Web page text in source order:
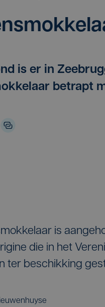
is er in
betrapt
is
die in het
ter beschikking